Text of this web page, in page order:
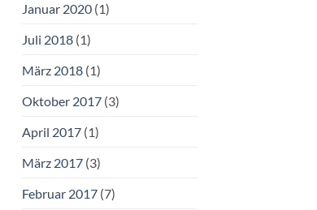
Januar 2020(1)
Juli 2018(1)
März 2018(1)
Oktober 2017(3)
April 2017(1)
März 2017(3)
Februar 2017(7)